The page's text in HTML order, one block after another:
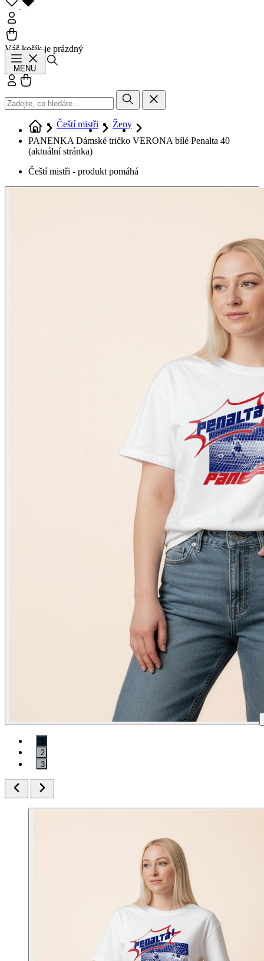
Váš košík je prázdný
MENU
Přihlásit se
Čeští mistři
Ženy
PANENKA Dámské tričko VERONA bílé Penalta 40
(aktuální stránka)
Čeští mistři - produkt pomáhá
1
2
3